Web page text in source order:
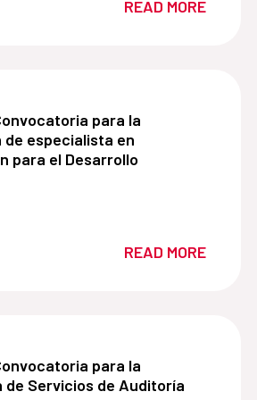
READ MORE
para la contratación
para la
especialista en
para el Desarrollo
READ MORE
para la Contratación
para la
Servicios de Auditoría